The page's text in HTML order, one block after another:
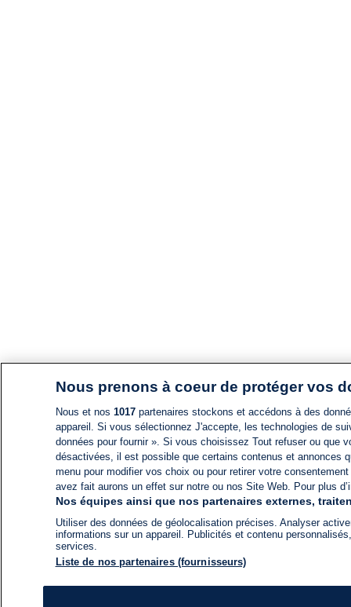
Nous prenons à coeur de protéger vos
Nous et nos 1017partenaires stockons et accédons à des
appareil. Si vous sélectionnez J'accepte, les technologies de
données pour fournir ». Si vous choisissez Tout refuser ou
désactivées, il est possible que certains contenus et annonces
menu pour modifier vos choix ou pour retirer votre
avez fait aurons un effet sur notre ou nos Site Web. Pour plus
Nos équipes ainsi que nos partenaires externes,
Utiliser des données de géolocalisation précises. Analyser
informations sur un appareil. Publicités et contenu
services.
Liste de nos partenaires (fournisseurs)